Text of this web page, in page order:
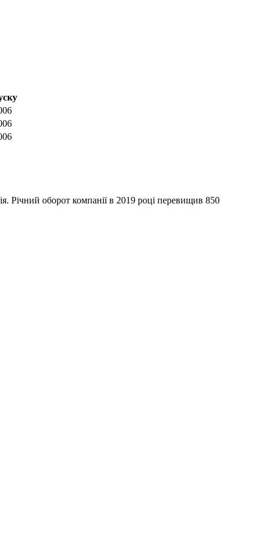
Річний оборот компанії в 2019 році перевищив 850